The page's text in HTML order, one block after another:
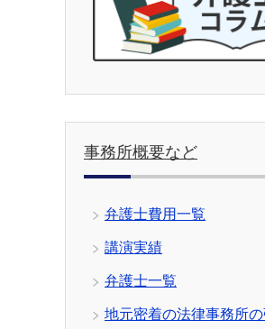
事務所概要など
弁護士費用一覧
講演実績
弁護士一覧
地元密着の法律事務所